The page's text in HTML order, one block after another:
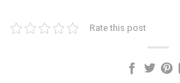
Rate this post